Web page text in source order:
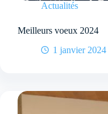
Actualités
Meilleurs voeux 2024
1 janvier 2024